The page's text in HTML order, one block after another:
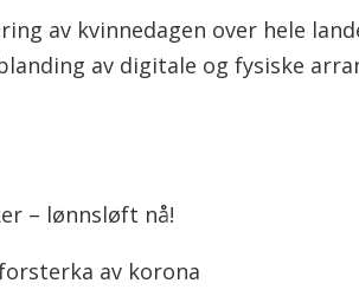
av kvinnedagen over hele
av digitale og fysiske
– lønnsløft nå!
av korona